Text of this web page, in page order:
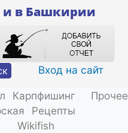
основному
содержанию
и в Башкирии
Вход на сайт
Карпфишинг
Рецепты
Wikifish
Прочее